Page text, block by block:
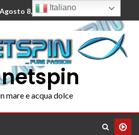
Agosto 8, 2026
mare e acqua dolce
Italiano